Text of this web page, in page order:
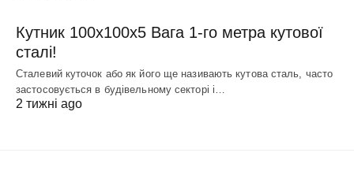
Кутник 100х100х5 Вага 1-го метра кутової
сталі!
Сталевий куточок або як його ще називають кутова сталь, часто
застосовується в будівельному секторі і…
2 тижні ago